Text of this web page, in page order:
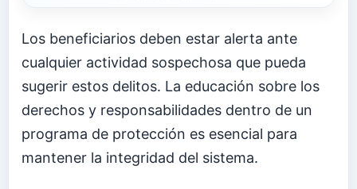
Los beneficiarios deben estar alerta ante
cualquier actividad sospechosa que pueda
sugerir estos delitos. La educación sobre los
derechos y responsabilidades dentro de un
programa de protección es esencial para
mantener la integridad del sistema.